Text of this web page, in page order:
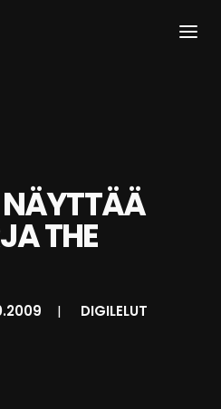
NÄYTTÄÄ
THE
| DIGILELUT